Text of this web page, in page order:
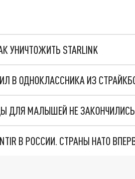
УНИЧТОЖИТЬ STARLINK
ДЛЯ МАЛЫШЕЙ НЕ ЗАКОНЧИЛИСЬ